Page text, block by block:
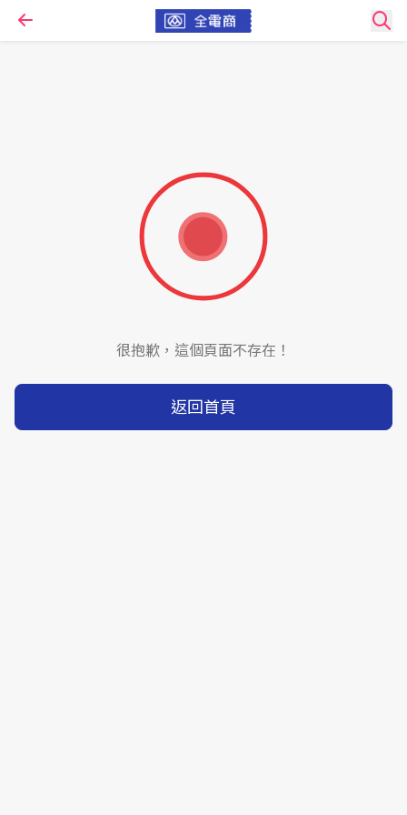
很抱歉，這個頁面不存在！
返回首頁